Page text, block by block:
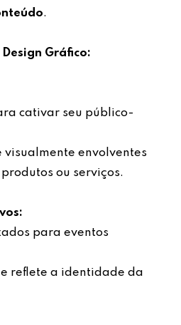
.
Design Gráfico:
cativar seu público-
visualmente envolventes
ou serviços.
para eventos
reflete a identidade da